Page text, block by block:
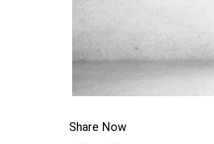
Share Now